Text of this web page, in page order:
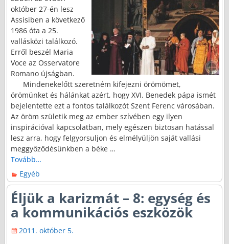
október 27-én lesz
Assisiben a következő
1986 óta a 25.
vallásközi találkozó.
Erről beszél Maria
Voce az Osservatore
Romano újságban.
Mindenekelőtt szeretném kifejezni örömömet,
örömünket és hálánkat azért, hogy XVI. Benedek pápa ismét
bejelentette ezt a fontos találkozót Szent Ferenc városában.
Az öröm születik meg az ember szívében egy ilyen
inspirációval kapcsolatban, mely egészen biztosan hatással
lesz arra, hogy felgyorsuljon és elmélyüljön saját vallási
meggyőződésünkben a béke …
Tovább…
Egyéb
Éljük a karizmát – 8: egység és
a kommunikációs eszközök
2011. október 5.